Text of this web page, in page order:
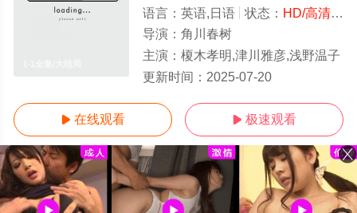
语言： 英语,日语 状态： HD/高清- 免
导演： 角川春树
主演： 榎木孝明,津川雅彦,浅野温子
更新时间： 2025-07-20
 在线观看  极速观看